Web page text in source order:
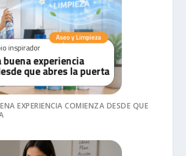
EXPERIENCIA COMIENZA DESDE QUE